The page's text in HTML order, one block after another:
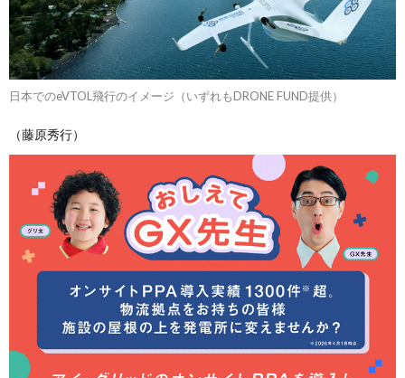
日本でのeVTOL飛行のイメージ（いずれもDRONE FUND提供）
（藤原秀行）